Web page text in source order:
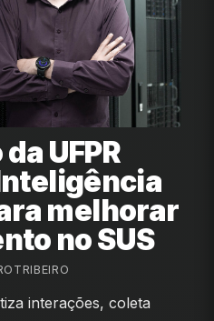
UFPR
melhorar
no SUS
interações, coleta